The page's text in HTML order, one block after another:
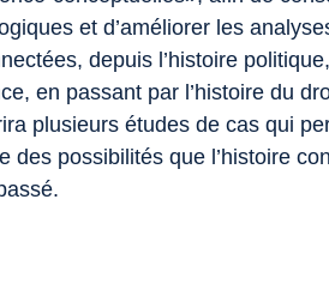
et d’améliorer les
depuis l’histoire
en passant par l’histoire du
plusieurs études de cas qui
des possibilités que l’histoire